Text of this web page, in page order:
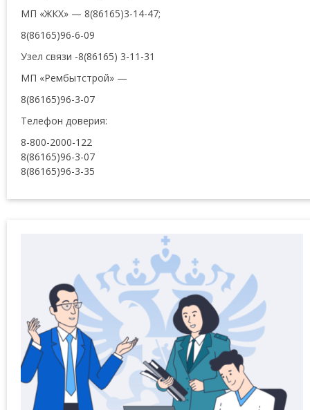
МП «ЖКХ» — 8(86165)3-14-47;
8(86165)96-6-09
Узел связи -8(86165) 3-11-31
МП «Рембытстрой» —
8(86165)96-3-07
Телефон доверия:
8-800-2000-122
8(86165)96-3-07
8(86165)96-3-35